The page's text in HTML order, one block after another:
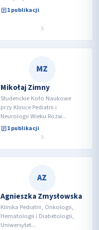
1 publikacji
MZ
Mikołaj Zimny
Studenckie Koło Naukowe
przy Klinice Pediatrii i
Neurologii Wieku Rozw...
1 publikacji
AZ
Agnieszka Zmysłowska
Klinika Pediatrii, Onkologii,
Hematologii i Diabetologii,
Uniwersytet...